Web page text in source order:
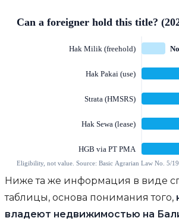
Ниже та же информация в виде
таблицы, основа понимания того,
владеют недвижимостью на